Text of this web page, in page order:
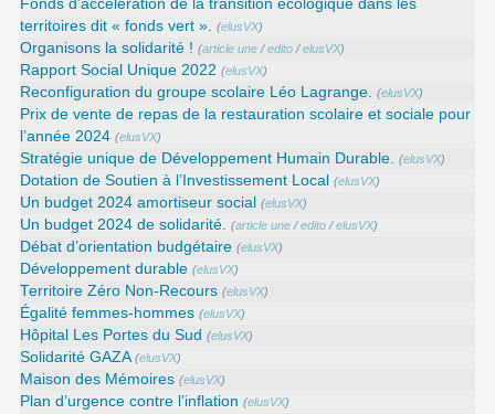
Fonds d’accélération de la transition écologique dans les
territoires dit « fonds vert ». (elusVX)
Organisons la solidarité ! (article une /edito /elusVX)
Rapport Social Unique 2022 (elusVX)
Reconfiguration du groupe scolaire Léo Lagrange. (elusVX)
Prix de vente de repas de la restauration scolaire et sociale pour
l’année 2024 (elusVX)
Stratégie unique de Développement Humain Durable. (elusVX)
Dotation de Soutien à l’Investissement Local (elusVX)
Un budget 2024 amortiseur social (elusVX)
Un budget 2024 de solidarité. (article une /edito /elusVX)
Débat d’orientation budgétaire (elusVX)
Développement durable (elusVX)
Territoire Zéro Non-Recours (elusVX)
Égalité femmes-hommes (elusVX)
Hôpital Les Portes du Sud (elusVX)
Solidarité GAZA (elusVX)
Maison des Mémoires (elusVX)
Plan d’urgence contre l’inflation (elusVX)